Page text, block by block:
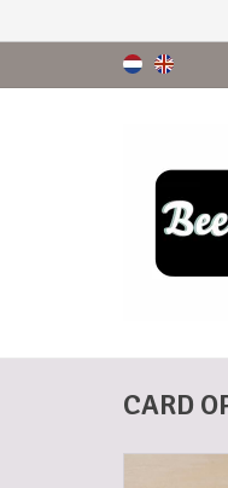
CARD